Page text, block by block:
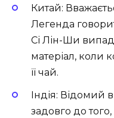
Китай:
Легенда
Сі Лін-Ши
матеріал, коли
її чай.
Індія: Відомий
задовго до того,